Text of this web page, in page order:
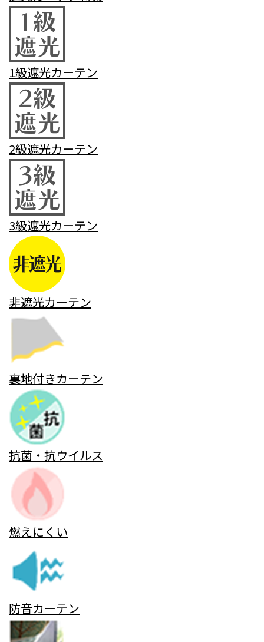
1級遮光カーテン
2級遮光カーテン
3級遮光カーテン
非遮光カーテン
裏地付きカーテン
抗菌・抗ウイルス
燃えにくい
防音カーテン